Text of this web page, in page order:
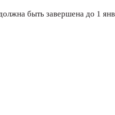
быть завершена до 1